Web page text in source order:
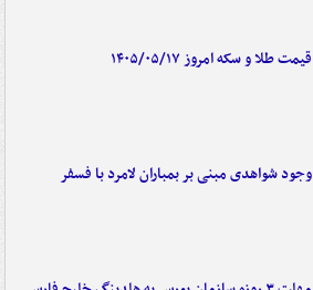
قیمت طلا و سکه امروز ۱۴۰۵/۰۵/۱۷
وجود شواهدی مبنی بر بمباران لامرد با فسفر